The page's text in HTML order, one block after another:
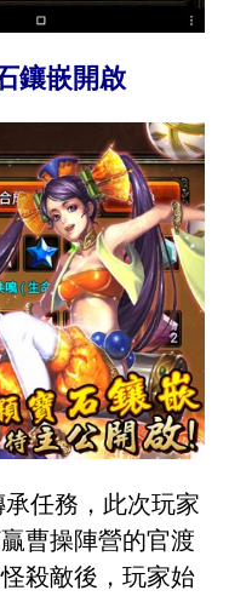
鑲嵌開啟
任務，此次玩家
曹操陣營的官渡
殺敵後，玩家始